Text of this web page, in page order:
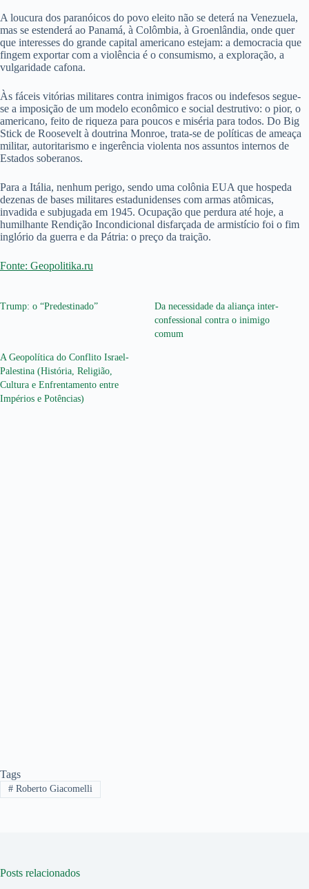
A loucura dos paranóicos do povo eleito não se deterá na Venezuela,
mas se estenderá ao Panamá, à Colômbia, à Groenlândia, onde quer
que interesses do grande capital americano estejam: a democracia que
fingem exportar com a violência é o consumismo, a exploração, a
vulgaridade cafona.
Às fáceis vitórias militares contra inimigos fracos ou indefesos segue-
se a imposição de um modelo econômico e social destrutivo: o pior, o
americano, feito de riqueza para poucos e miséria para todos. Do Big
Stick de Roosevelt à doutrina Monroe, trata-se de políticas de ameaça
militar, autoritarismo e ingerência violenta nos assuntos internos de
Estados soberanos.
Para a Itália, nenhum perigo, sendo uma colônia EUA que hospeda
dezenas de bases militares estadunidenses com armas atômicas,
invadida e subjugada em 1945. Ocupação que perdura até hoje, a
humilhante Rendição Incondicional disfarçada de armistício foi o fim
inglório da guerra e da Pátria: o preço da traição.
Fonte: Geopolitika.ru
Trump: o “Predestinado”
Da necessidade da aliança inter-
confessional contra o inimigo
comum
A Geopolítica do Conflito Israel-
Palestina (História, Religião,
Cultura e Enfrentamento entre
Impérios e Potências)
Tags
#Roberto Giacomelli
Posts relacionados